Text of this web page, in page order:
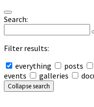
Search:
Filter results:
everything
posts
events
galleries
Collapse search